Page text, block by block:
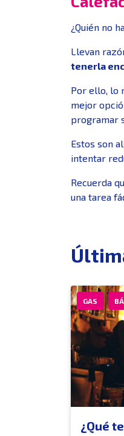
¿Quién no
Llevan
tenerla
Por ello, lo
mejor
programar
Estos son
intentar
Recuerda
una tarea
GAS
¿Qué